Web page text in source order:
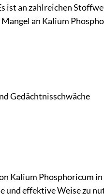
ist an zahlreichen
an Kalium
Gedächtnisschwäche
Kalium Phosphoricum
und effektive Weise zu